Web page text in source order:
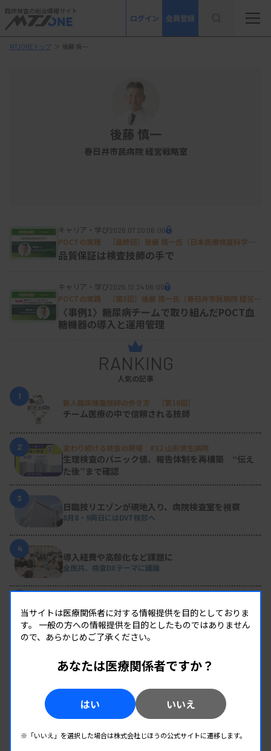
臨床検査の総合情報サイト
ログイン 会員登録
MTJONEトップ ＞ 後藤 慎一
後藤 慎一
春日井市民病院 経営戦略室
キャリア・学び2026.07.20 06:00
POCTの実践 ［最終回］後藤 慎一氏（日本医療検査科学会
POC技術委員会 委員長／春日井市民病院 経営戦略室）
品質保証は検査技師の手で
キャリア・学び2025.12.24 06:00
POCTの実践 ［第3回］後藤 慎一氏（春日井市民病院 経営戦
略室）
〈事例1〉糖尿病チームで取り組んだPOCT血
糖機器の導入と運用管理
RANKING
人気の記事
1
新人臨床検査技師の歩き方 ［第16回］
チーム医療の中で信頼される技師
2 変わり続ける検査の現場 #32 山形済生病院
生理検査のパニック値、報告体制を再構築 “伝え
た後”まで確認
3
日臨技リエゾンが現地入り、病院検査室を視察
8月8・9両日にはDVT検診へ
4
導入経費や高齢化など課題に
全医共、検査DXテーマに議論
2026年度学術推進プロジェクトを決定
検査医学会
EVENT
イベント情報
当サイトは医療関係者に対する情報提供を目的としておりま
す。 一般の方への情報提供を目的としたものではありません
ので、あらかじめご了承ください。
あなたは医療関係者ですか？
はい いいえ
※「いいえ」を選択した場合は株式会社じほうの公式サイトに遷移します。